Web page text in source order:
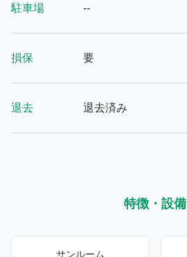
駐車場 --
損保 要
退去 退去済み
特徴・設備
サンルーム